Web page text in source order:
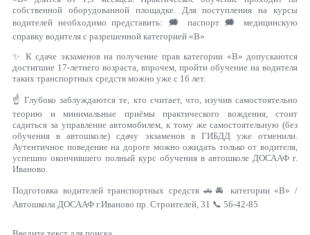
собственной оборудованной площадке. Для поступления на курсы
водителей необходимо представить: 🗯 паспорт 🗯 медицинскую
справку водителя с разрешенной категорией «В»
✨ К сдаче экзаменов на получение прав категории «В» допускаются
достигшие 17-летнего возраста, впрочем, пройти обучение на водителя
таких транспортных средств можно уже с 16 лет.
☝ Глубоко заблуждаются те, кто считает, что, изучив самостоятельно
теорию и минимальные приёмы практического вождения, стоит
садиться за управление автомобилем, к тому же самостоятельную (без
обучения в автошколе) сдачу экзаменов в ГИБДД уже отменили.
Аутентичное поведение на дороге можно ожидать только от водителя,
успешно окончившего полный курс обучения в автошколе ДОСААФ г.
Иваново.
Подготовка водителей транспортных средств 🚗🚘 категории «В» /
Автошкола ДОСААФ г.Иваново пр. Строителей, 31 📞 56-42-85